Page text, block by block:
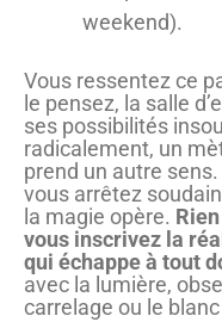
weekend).
Vous ressentez ce
le pensez, la salle
ses possibilités
radicalement, un
prend un autre
vous arrêtez
la magie opère.
vous inscrivez la
qui échappe à tout
avec la lumière,
carrelage ou le